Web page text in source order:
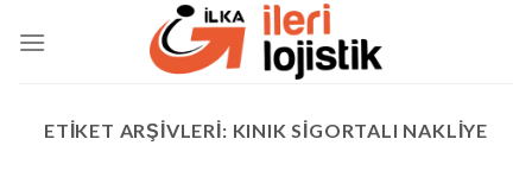
ETIKET ARŞIVLERI: KINIK SIGORTALI NAKLIYE